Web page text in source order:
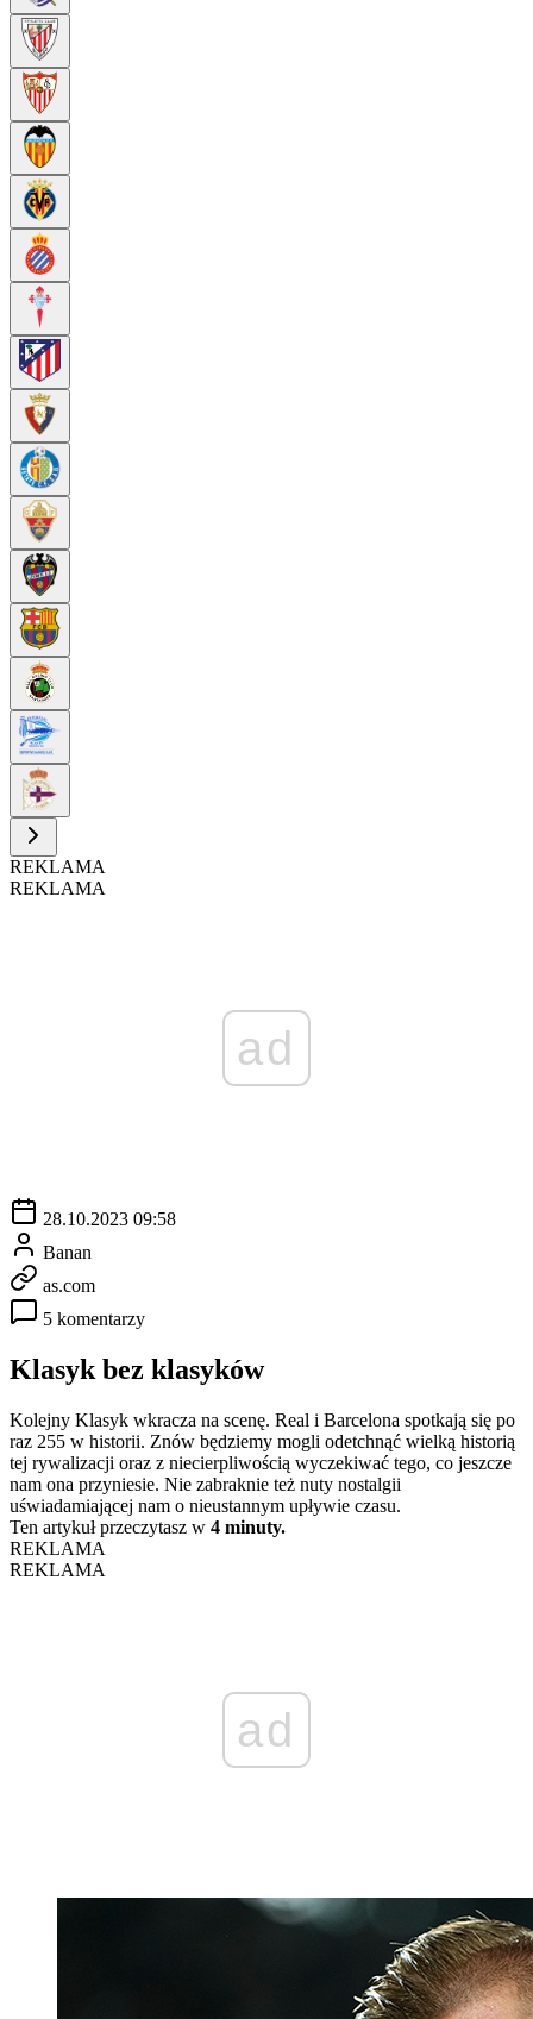
REKLAMA
REKLAMA
ad
28.10.2023 09:58
Banan
as.com
5 komentarzy
Klasyk bez klasyków
Kolejny Klasyk wkracza na scenę. Real i Barcelona spotkają się po
raz 255 w historii. Znów będziemy mogli odetchnąć wielką historią
tej rywalizacji oraz z niecierpliwością wyczekiwać tego, co jeszcze
nam ona przyniesie. Nie zabraknie też nuty nostalgii
uświadamiającej nam o nieustannym upływie czasu.
Ten artykuł przeczytasz w 4 minuty.
REKLAMA
REKLAMA
ad